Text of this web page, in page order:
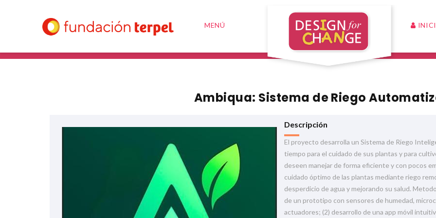
MENÚ
Ambiqua: Sistema de Riego
Descripción
El proyecto desarrolla un Sistema de Riego
tiempo para el cuidado de sus plantas y para
deseen manejar de forma eficiente y con pocos
cuidado óptimo de las plantas mediante riego
desperdicio de agua y mejorando su salud.
de un prototipo con sensores de humedad,
actuadores; (2) desarrollo de una app móvil